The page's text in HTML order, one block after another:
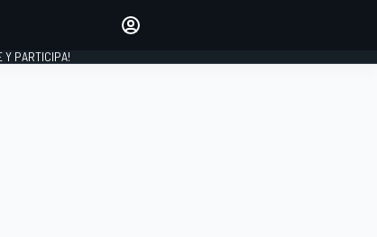
Y PARTICIPA!